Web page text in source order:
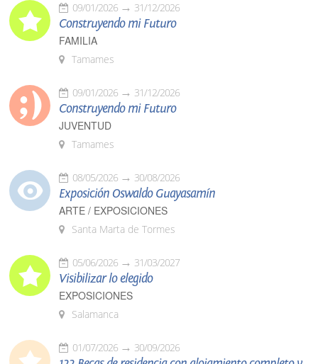
09/01/2026 31/12/2026
Construyendo mi Futuro
FAMILIA
Tamames
09/01/2026 31/12/2026
Construyendo mi Futuro
JUVENTUD
Tamames
08/05/2026 30/08/2026
Exposición Oswaldo Guayasamín
ARTE / EXPOSICIONES
Santa Marta de Tormes
05/06/2026 31/03/2027
Visibilizar lo elegido
EXPOSICIONES
Salamanca
01/07/2026 30/09/2026